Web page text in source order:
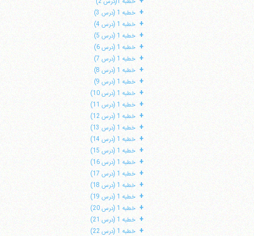
+ خطبه 1 (درس 3)
+ خطبه 1 (درس 4)
+ خطبه 1 (درس 5)
+ خطبه 1 (درس 6)
+ خطبه 1 (درس 7)
+ خطبه 1 (درس 8)
+ خطبه 1 (درس 9)
+ خطبه 1 (درس 10)
+ خطبه 1 (درس 11)
+ خطبه 1 (درس 12)
+ خطبه 1 (درس 13)
+ خطبه 1 (درس 14)
+ خطبه 1 (درس 15)
+ خطبه 1 (درس 16)
+ خطبه 1 (درس 17)
+ خطبه 1 (درس 18)
+ خطبه 1 (درس 19)
+ خطبه 1 (درس 20)
+ خطبه 1 (درس 21)
+ خطبه 1 (درس 22)